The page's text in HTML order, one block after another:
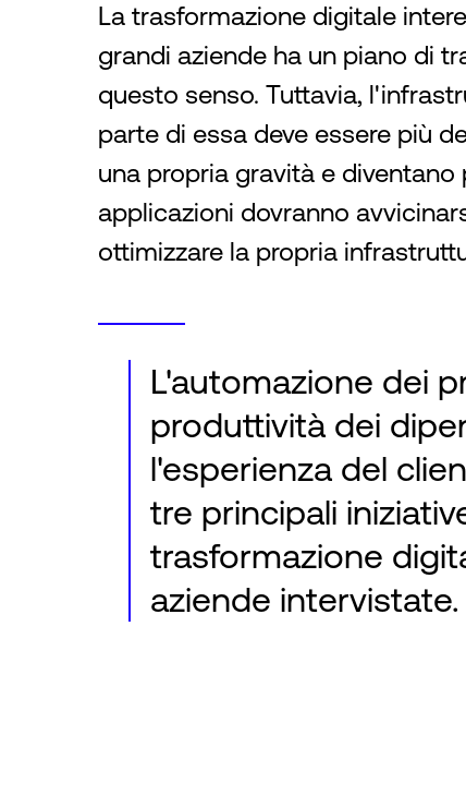
La trasformazione digitale
grandi aziende ha un piano di
questo senso. Tuttavia,
parte di essa deve essere più
una propria gravità e
applicazioni dovranno
ottimizzare la propria
L'automazione dei
produttività dei
l'esperienza del
tre principali
trasformazione
aziende intervistate.